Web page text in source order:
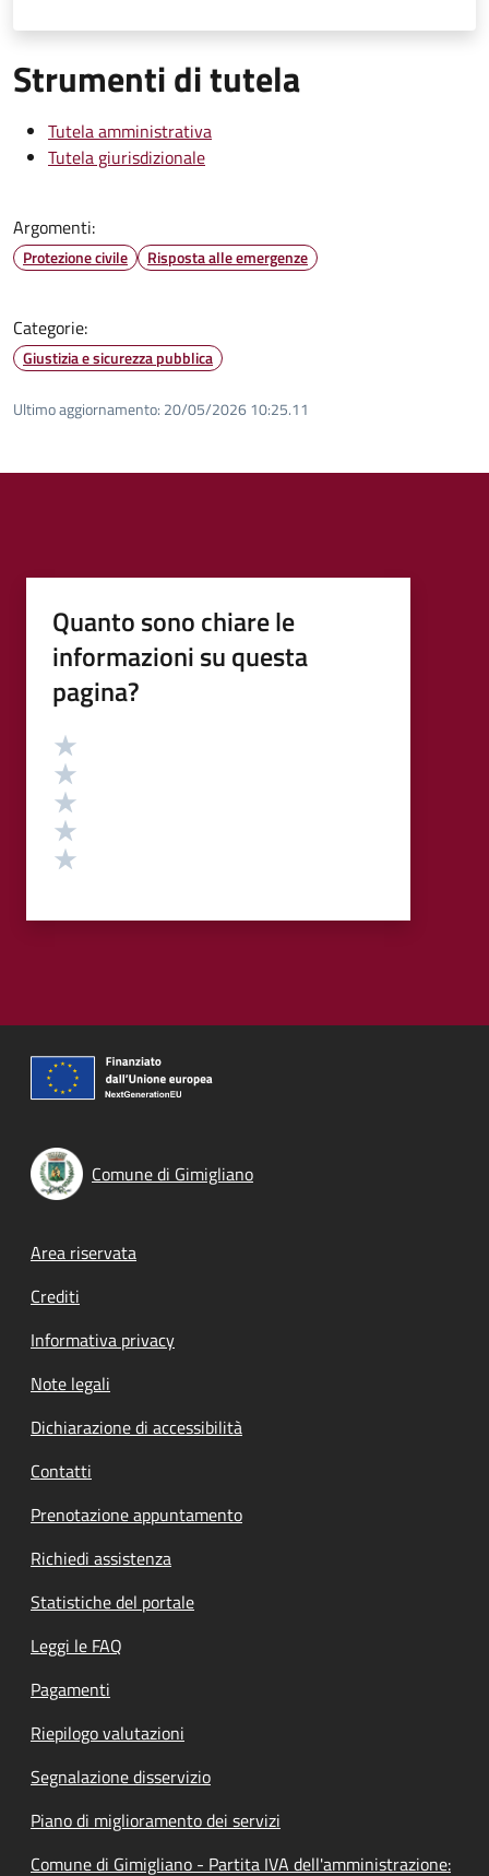
Strumenti di tutela
Tutela amministrativa
Tutela giurisdizionale
Argomenti:
Protezione civile Risposta alle emergenze
Categorie:
Giustizia e sicurezza pubblica
Ultimo aggiornamento: 20/05/2026 10:25.11
Quanto sono chiare le
informazioni su questa
pagina?
Valutazione
Comune di Gimigliano
Footer menu
Area riservata
Crediti
Informativa privacy
Note legali
Dichiarazione di accessibilità
Contatti
Prenotazione appuntamento
Richiedi assistenza
Statistiche del portale
Leggi le FAQ
Pagamenti
Riepilogo valutazioni
Segnalazione disservizio
Piano di miglioramento dei servizi
Comune di Gimigliano - Partita IVA dell'amministrazione: